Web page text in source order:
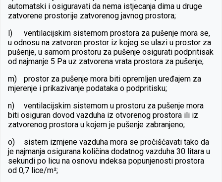
automatski i osiguravati da nema istjecanja dima u druge
zatvorene prostorije zatvorenog javnog prostora;
l)
ventilacijskim sistemom prostora za pušenje mora se,
u odnosu na zatvoren prostor iz kojeg se ulazi u prostor za
pušenje, u samom prostoru za pušenje osigurati podpritisak
od najmanje 5 Pa uz zatvorena vrata prostora za pušenje;
m)
prostor za pušenje mora biti opremljen uređajem za
mjerenje i prikazivanje podataka o podpritisku;
n)
ventilacijskim sistemom u prostoru za pušenje mora
biti osiguran dovod vazduha iz otvorenog prostora ili iz
zatvorenog prostora u kojem je pušenje zabranjeno;
o)
sistem izmjene vazduha mora se pročišćavati tako da
je najmanja osigurana količina dodatnog vazduha 30 litara u
sekundi po licu na osnovu indeksa popunjenosti prostora
od 0,7 lice/m²;